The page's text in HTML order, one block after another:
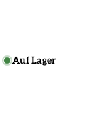
Auf Lager